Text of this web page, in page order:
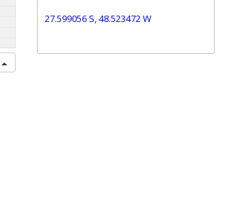
27.599056 S, 48.523472 W